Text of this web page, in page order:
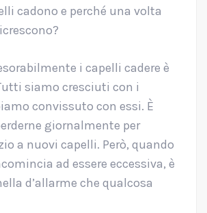
cadono e perché una volta
i capelli cadere è
siamo cresciuti con i
convissuto con essi. È
giornalmente per
a nuovi capelli. Però, quando
ad essere eccessiva, è
d’allarme che qualcosa